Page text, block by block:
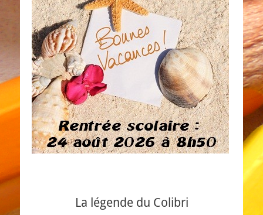
La légende du Colibri